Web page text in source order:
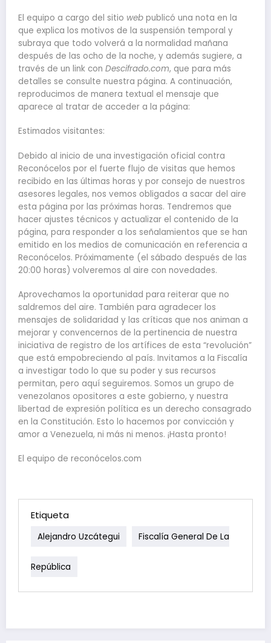
El equipo a cargo del sitio web publicó una nota en la
que explica los motivos de la suspensión temporal y
subraya que todo volverá a la normalidad mañana
después de las ocho de la noche, y además sugiere, a
través de un link con Descifrado.com, que para más
detalles se consulte nuestra página. A continuación,
reproducimos de manera textual el mensaje que
aparece al tratar de acceder a la página:
Estimados visitantes:
Debido al inicio de una investigación oficial contra
Reconócelos por el fuerte flujo de visitas que hemos
recibido en las últimas horas y por consejo de nuestros
asesores legales, nos vemos obligados a sacar del aire
esta página por las próximas horas. Tendremos que
hacer ajustes técnicos y actualizar el contenido de la
página, para responder a los señalamientos que se han
emitido en los medios de comunicación en referencia a
Reconócelos. Próximamente (el sábado después de las
20:00 horas) volveremos al aire con novedades.
Aprovechamos la oportunidad para reiterar que no
saldremos del aire. También para agradecer los
mensajes de solidaridad y las críticas que nos animan a
mejorar y convencernos de la pertinencia de nuestra
iniciativa de registro de los artífices de esta “revolución”
que está empobreciendo al país. Invitamos a la Fiscalía
a investigar todo lo que su poder y sus recursos
permitan, pero aquí seguiremos. Somos un grupo de
venezolanos opositores a este gobierno, y nuestra
libertad de expresión política es un derecho consagrado
en la Constitución. Esto lo hacemos por convicción y
amor a Venezuela, ni más ni menos. ¡Hasta pronto!
El equipo de reconócelos.com
Etiqueta
Alejandro Uzcátegui Fiscalía General De La
República